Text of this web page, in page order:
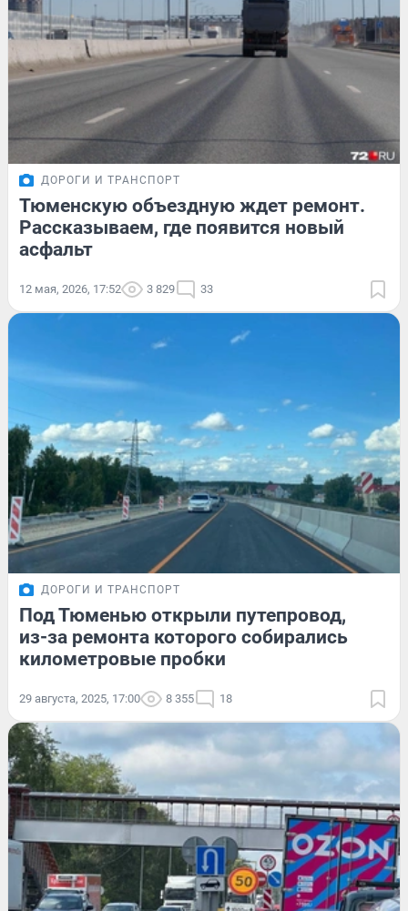
ДОРОГИ И ТРАНСПОРТ
Тюменскую объездную ждет ремонт.
Рассказываем, где появится новый
асфальт
12 мая, 2026, 17:52 3 829 33
ДОРОГИ И ТРАНСПОРТ
Под Тюменью открыли путепровод,
из-за ремонта которого собирались
километровые пробки
29 августа, 2025, 17:00 8 355 18